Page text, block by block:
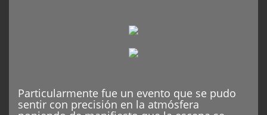
Particularmente fue un evento que se pudo
sentir con precisión en la atmósfera